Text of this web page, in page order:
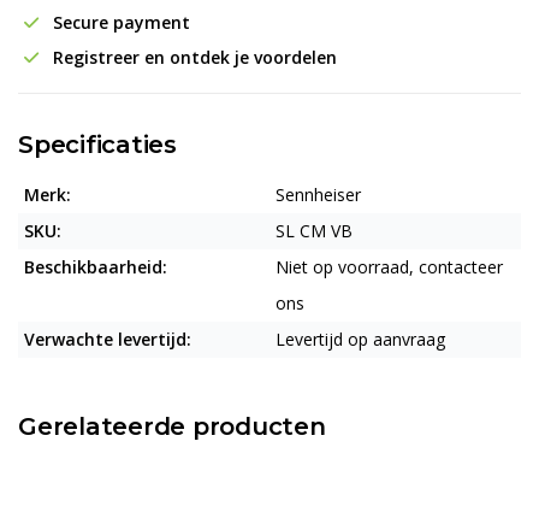
Secure payment
Registreer en ontdek je voordelen
Specificaties
Merk:
Sennheiser
SKU:
SL CM VB
Beschikbaarheid:
Niet op voorraad, contacteer
ons
Verwachte levertijd:
Levertijd op aanvraag
Gerelateerde producten